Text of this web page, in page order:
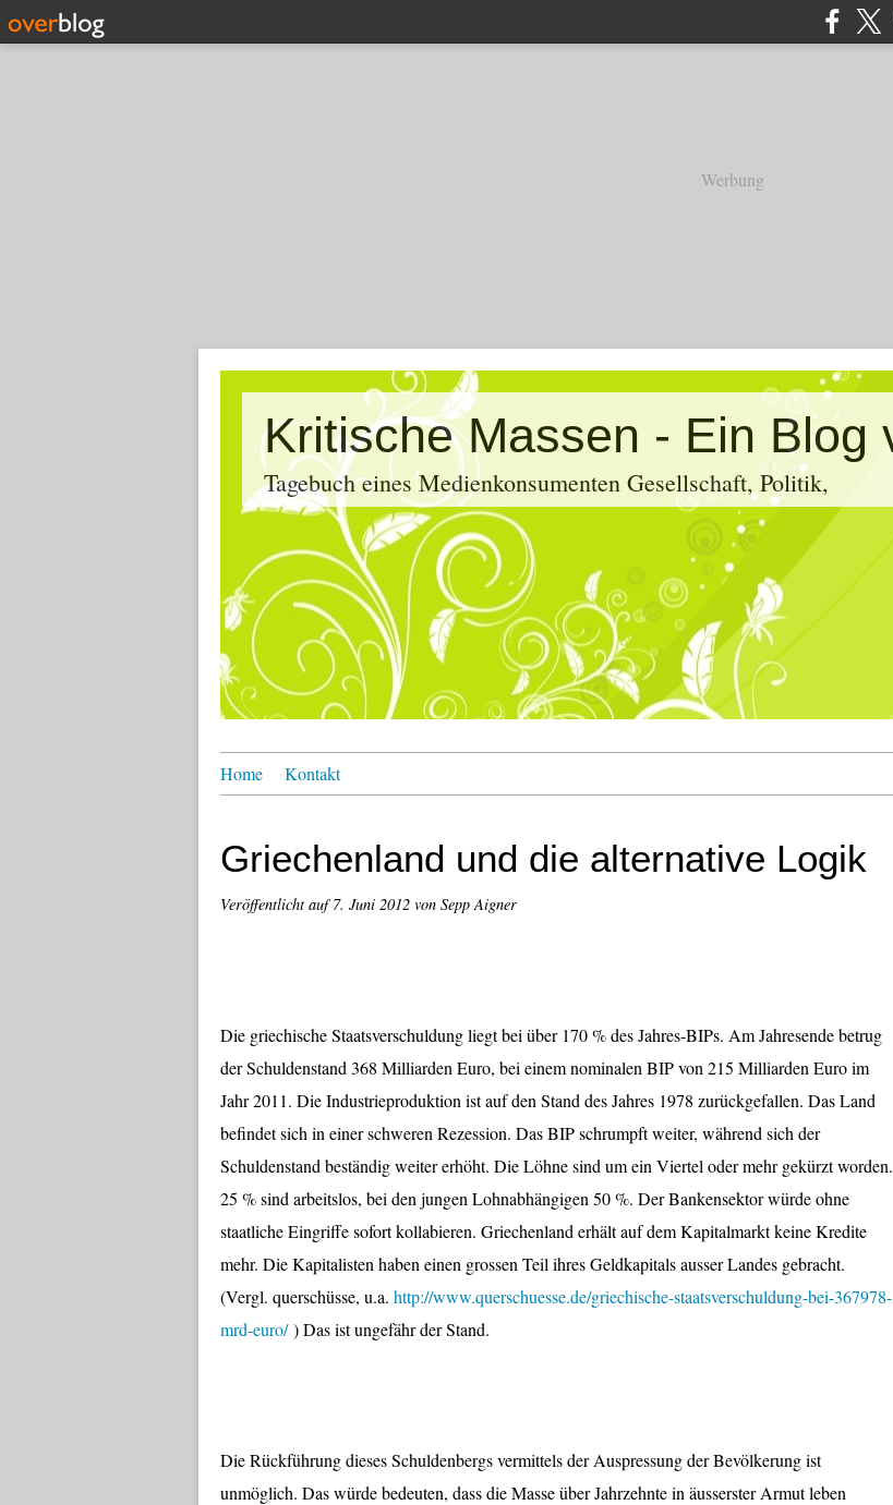
Werbung
Tagebuch eines Medienkonsumenten Gesellschaft, Politik,
Home Kontakt
Griechenland und die alternative Logik
Veröffentlicht auf7. Juni 2012 von Sepp Aigner
Die griechische Staatsverschuldung liegt bei über 170 % des Jahres-BIPs. Am Jahresende betrug
der Schuldenstand 368 Milliarden Euro, bei einem nominalen BIP von 215 Milliarden Euro im
Jahr 2011. Die Industrieproduktion ist auf den Stand des Jahres 1978 zurückgefallen. Das Land
befindet sich in einer schweren Rezession. Das BIP schrumpft weiter, während sich der
Schuldenstand beständig weiter erhöht. Die Löhne sind um ein Viertel oder mehr gekürzt worden.
25 % sind arbeitslos, bei den jungen Lohnabhängigen 50 %. Der Bankensektor würde ohne
staatliche Eingriffe sofort kollabieren. Griechenland erhält auf dem Kapitalmarkt keine Kredite
mehr. Die Kapitalisten haben einen grossen Teil ihres Geldkapitals ausser Landes gebracht.
(Vergl. querschüsse, u.a. http://www.querschuesse.de/griechische-staatsverschuldung-bei-367978-
mrd-euro/)Das ist ungefähr der Stand.
Die Rückführung dieses Schuldenbergs vermittels der Auspressung der Bevölkerung ist
unmöglich. Das würde bedeuten, dass die Masse über Jahrzehnte in äusserster Armut leben